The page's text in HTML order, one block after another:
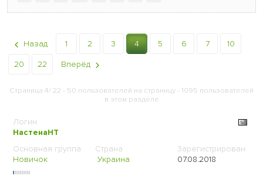
Назад 1 2 3 4 5 6 7 10
20 22 Вперёд
Страница 4/ 22 - 50 пользователей на страницу - 1095 пользователей
в этом разделе
НастенаНТ
Новичок Украина 07.08.2018